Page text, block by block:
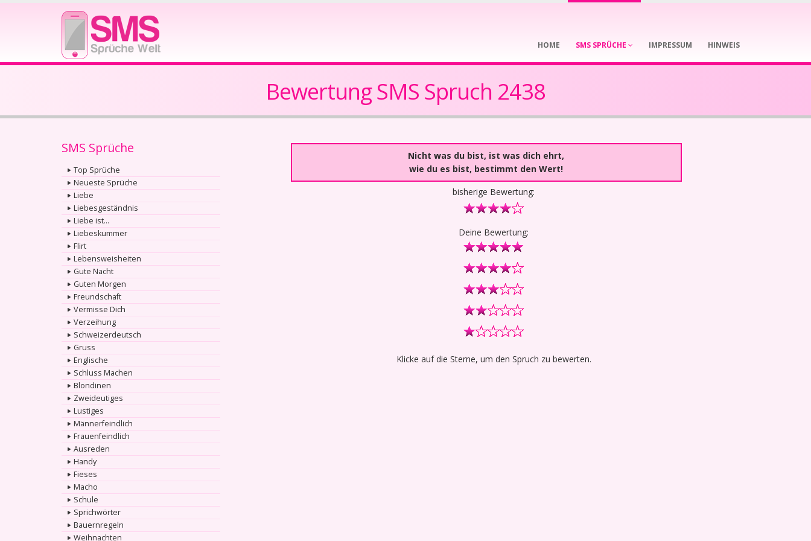
HOME SMS SPRÜCHE IMPRESSUM HINWEIS
Bewertung SMS Spruch 2438
SMS Sprüche
Top Sprüche
Neueste Sprüche
Liebe
Liebesgeständnis
Liebe ist...
Liebeskummer
Flirt
Lebensweisheiten
Gute Nacht
Guten Morgen
Freundschaft
Vermisse Dich
Verzeihung
Schweizerdeutsch
Gruss
Englische
Schluss Machen
Blondinen
Zweideutiges
Lustiges
Männerfeindlich
Frauenfeindlich
Ausreden
Handy
Fieses
Macho
Schule
Sprichwörter
Bauernregeln
Weihnachten
Nicht was du bist, ist was dich ehrt,
wie du es bist, bestimmt den Wert!
bisherige Bewertung:
Deine Bewertung:
Klicke auf die Sterne, um den Spruch zu bewerten.